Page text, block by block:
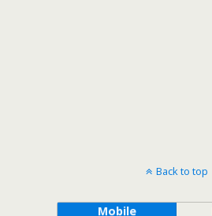
Back to top
Mobile